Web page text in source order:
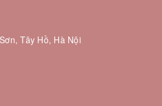
Tây Hồ, Hà Nội